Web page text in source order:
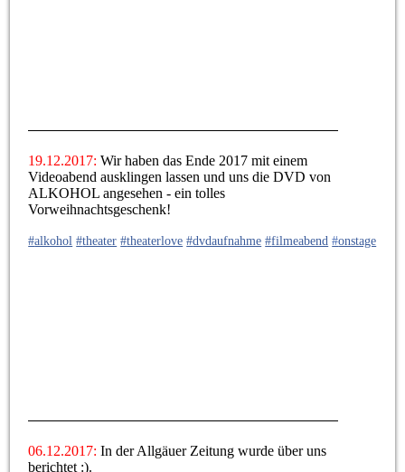
19.12.2017:Wir haben das Ende 2017 mit einem
Videoabend ausklingen lassen und uns die DVD von
ALKOHOL angesehen - ein tolles
Vorweihnachtsgeschenk!
#alkohol #theater #theaterlove #dvdaufnahme #filmeabend #onstage
06.12.2017:In der Allgäuer Zeitung wurde über uns
berichtet :).